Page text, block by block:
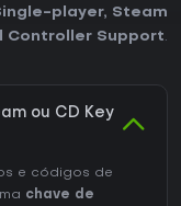
player, Steam
Controller Support.
ou CD Key
e códigos de
chave de